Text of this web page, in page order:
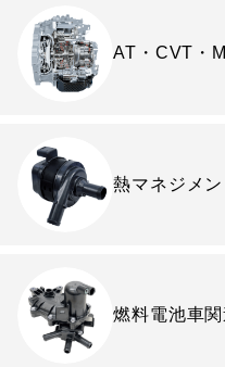
AT・CVT・
熱マネジメン
燃料電池車関